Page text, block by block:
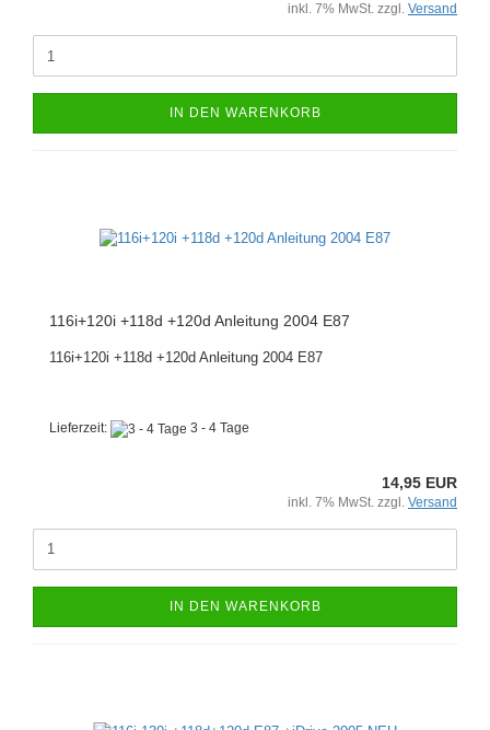
inkl. 7% MwSt. zzgl. Versand
IN DEN WARENKORB
116i+120i +118d +120d Anleitung 2004 E87
116i+120i +118d +120d Anleitung 2004 E87
Lieferzeit: 3 - 4 Tage
14,95 EUR
inkl. 7% MwSt. zzgl. Versand
IN DEN WARENKORB